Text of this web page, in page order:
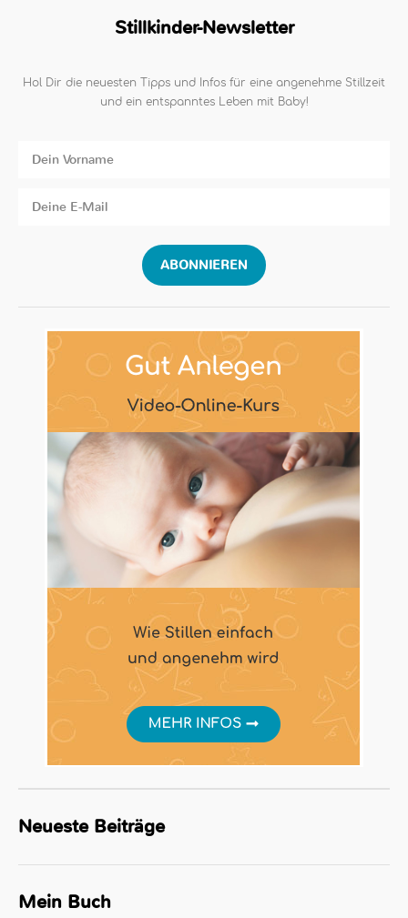
Stillkinder-Newsletter
Hol Dir die neuesten Tipps und Infos für eine angenehme Stillzeit
und ein entspanntes Leben mit Baby!
ABONNIEREN
Neueste Beiträge
Mein Buch